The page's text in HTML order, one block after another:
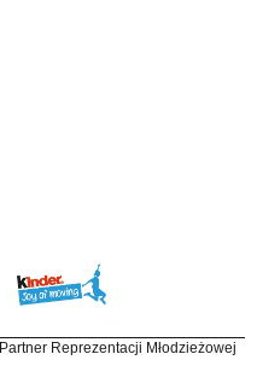
Partner Reprezentacji Młodzieżowej